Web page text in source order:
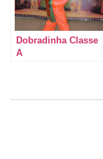
Dobradinha Classe
A